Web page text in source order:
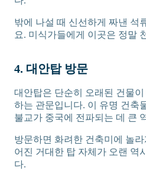
밖에 나설 때 신선하게 짜낸 석
요. 미식가들에게 이곳은 정말
4. 대안탑 방문
대안탑은 단순히 오래된 건물
하는 관문입니다. 이 유명 건축
불교가 중국에 전파되는 데 큰
방문하면 화려한 건축미에 놀
어진 거대한 탑 자체가 오랜 역
다.